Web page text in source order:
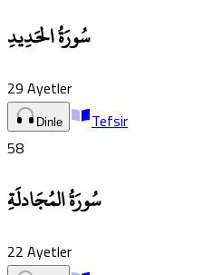
سُورَةُ الحَدِيدِ
29Ayetler
Dinle
Tefsir
58
سُورَةُ المُجَادلَةِ
22Ayetler